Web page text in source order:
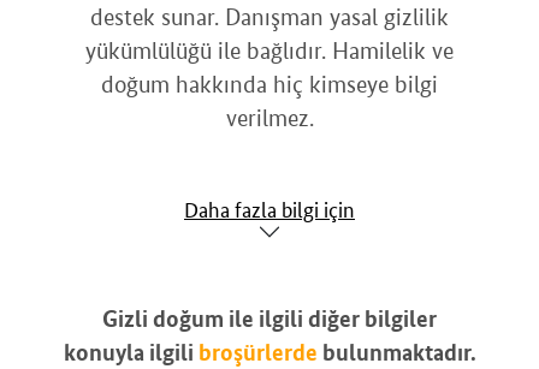
destek sunar. Danışman yasal gizlilik
yükümlülüğü ile bağlıdır. Hamilelik ve
doğum hakkında hiç kimseye bilgi
verilmez.
Daha fazla bilgi için
Gizli doğum ile ilgili diğer bilgiler
konuyla ilgili broşürlerde bulunmaktadır.